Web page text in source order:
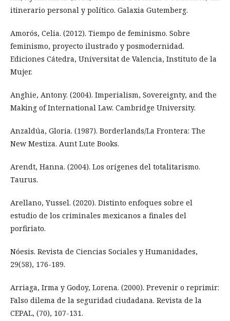
itinerario personal y político. Galaxia Gutemberg.
Amorós, Celia. (2012). Tiempo de feminismo. Sobre
feminismo, proyecto ilustrado y posmodernidad.
Ediciones Cátedra, Universitat de Valencia, Instituto de la
Mujer.
Anghie, Antony. (2004). Imperialism, Sovereignty, and the
Making of International Law. Cambridge University.
Anzaldúa, Gloria. (1987). Borderlands/La Frontera: The
New Mestiza. Aunt Lute Books.
Arendt, Hanna. (2004). Los orígenes del totalitarismo.
Taurus.
Arellano, Yussel. (2020). Distinto enfoques sobre el
estudio de los criminales mexicanos a finales del
porfiriato.
Nóesis. Revista de Ciencias Sociales y Humanidades,
29(58), 176-189.
Arriaga, Irma y Godoy, Lorena. (2000). Prevenir o reprimir:
Falso dilema de la seguridad ciudadana. Revista de la
CEPAL, (70), 107-131.